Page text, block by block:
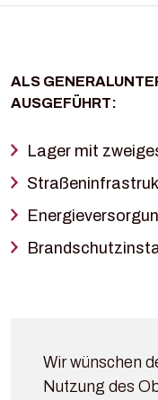
ALS
AUSGEFÜHRT:
Lager mit
Wir wünschen
Nutzung des